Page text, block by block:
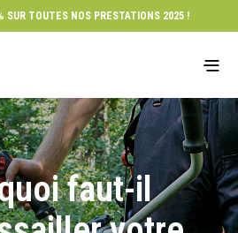
SUR TOUTES NOS PRESTATIONS 2025 !
faut-il